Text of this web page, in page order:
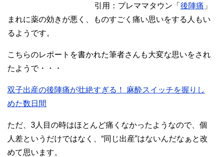
引用：プレママタウン「 後陣痛 」
まれに薬の効きが悪く、ものすごく痛い思いをする人もい
るようです。
こちらのレポートを書かれた筆者さんも大変な思いをされ
たようで・・・
双子出産の後陣痛が壮絶すぎる！ 麻酔スイッチを握りし
めた数日間
ただ、3人目の時はほとんど痛くなかったようなので、個
人差というだけではなく、“同じ出産”はないんだなぁと改
めて思います。